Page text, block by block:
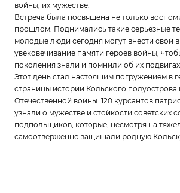
войны, их мужестве.
Встреча была посвящена не только
прошлом. Поднимались такие серьезные
молодые люди сегодня могут внести свой
увековечивание памяти героев войны,
поколения знали и помнили об их
Этот день стал настоящим погружением в
страницы истории Кольского полуострова
Отечественной войны. 120 курсантов
узнали о мужестве и стойкости советских
подпольщиков, которые, несмотря на
самоотверженно защищали родную